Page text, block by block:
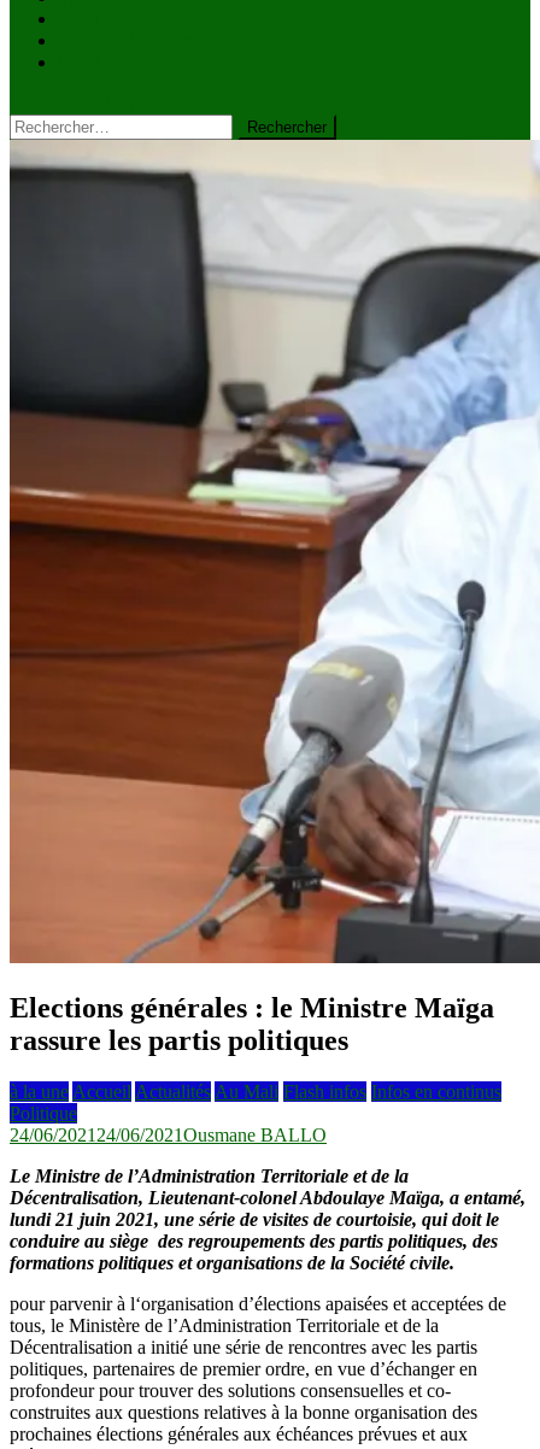
Rechercher :
Elections générales : le Ministre Maïga
rassure les partis politiques
à la une Accueil Actualités Au Mali Flash infos Infos en continus
Politique
24/06/2021 24/06/2021Ousmane BALLO
Le Ministre de l’Administration Territoriale et de la
Décentralisation, Lieutenant-colonel Abdoulaye Maïga, a entamé,
lundi 21 juin 2021, une série de visites de courtoisie, qui doit le
conduire au siège des regroupements des partis politiques, des
formations politiques et organisations de la Société civile.
pour parvenir à l‘organisation d’élections apaisées et acceptées de
tous, le Ministère de l’Administration Territoriale et de la
Décentralisation a initié une série de rencontres avec les partis
politiques, partenaires de premier ordre, en vue d’échanger en
profondeur pour trouver des solutions consensuelles et co-
construites aux questions relatives à la bonne organisation des
prochaines élections générales aux échéances prévues et aux